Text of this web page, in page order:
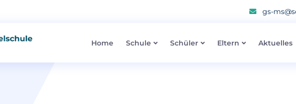
gs-
Home Schule Schüler Eltern Aktuelles